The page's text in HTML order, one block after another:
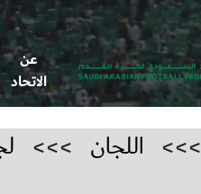
عن
الاتحاد
>>> اللجان >>>